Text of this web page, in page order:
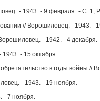
- 1943. - 9 февраля. - С.
// Ворошиловец. - 1943. -
- 1942. - 4 декабря.
- 15 октября.
в годы войны //
- 1943. - 19 ноября.
- 7 ноября.